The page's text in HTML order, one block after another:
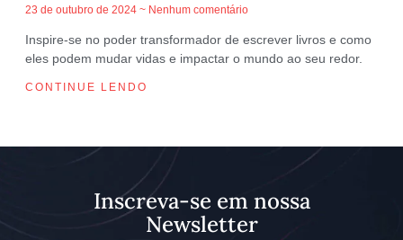
23 de outubro de 2024 Nenhum comentário
Inspire-se no poder transformador de escrever livros e como
eles podem mudar vidas e impactar o mundo ao seu redor.
CONTINUE LENDO
Inscreva-se em nossa
Newsletter